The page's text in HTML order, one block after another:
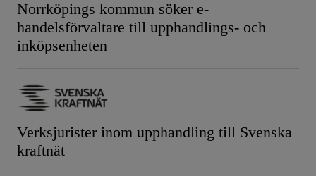
Norrköpings kommun söker e-
handelsförvaltare till upphandlings- och
inköpsenheten
Verksjurister inom upphandling till Svenska
kraftnät